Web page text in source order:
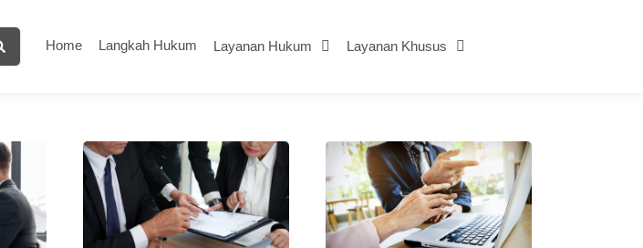
Home Langkah Hukum Layanan Hukum Layanan Khusus